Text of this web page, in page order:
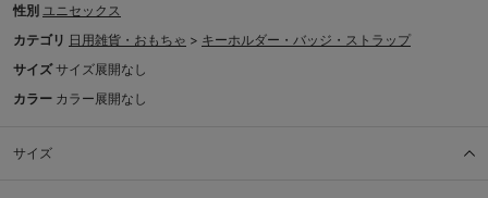
性別 ユニセックス
カテゴリ 日用雑貨・おもちゃ > キーホルダー・バッジ・ストラップ
サイズ サイズ展開なし
カラー カラー展開なし
サイズ